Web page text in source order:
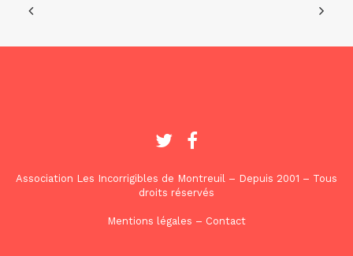
Association Les Incorrigibles de Montreuil – Depuis 2001 – Tous
droits réservés
Mentions légales – Contact